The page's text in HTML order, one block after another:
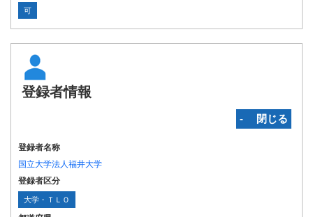
可
登録者情報
‐ 閉じる
登録者名称
国立大学法人福井大学
登録者区分
大学・ＴＬＯ